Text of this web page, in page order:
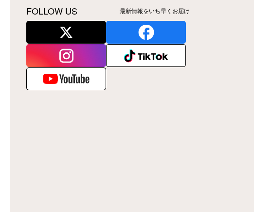
FOLLOW US 最新情報をいち早くお届け